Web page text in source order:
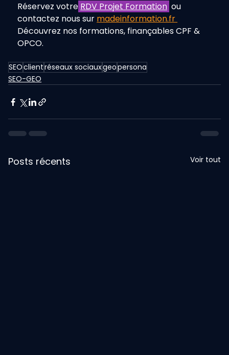
Réservez votre RDV Projet Formation ou
contactez noussur madeinformation.fr
Découvrez nos formations, finançables CPF &
OPCO.
SEOclientréseaux sociauxgeopersona
SEO-GEO
Posts récents Voir tout